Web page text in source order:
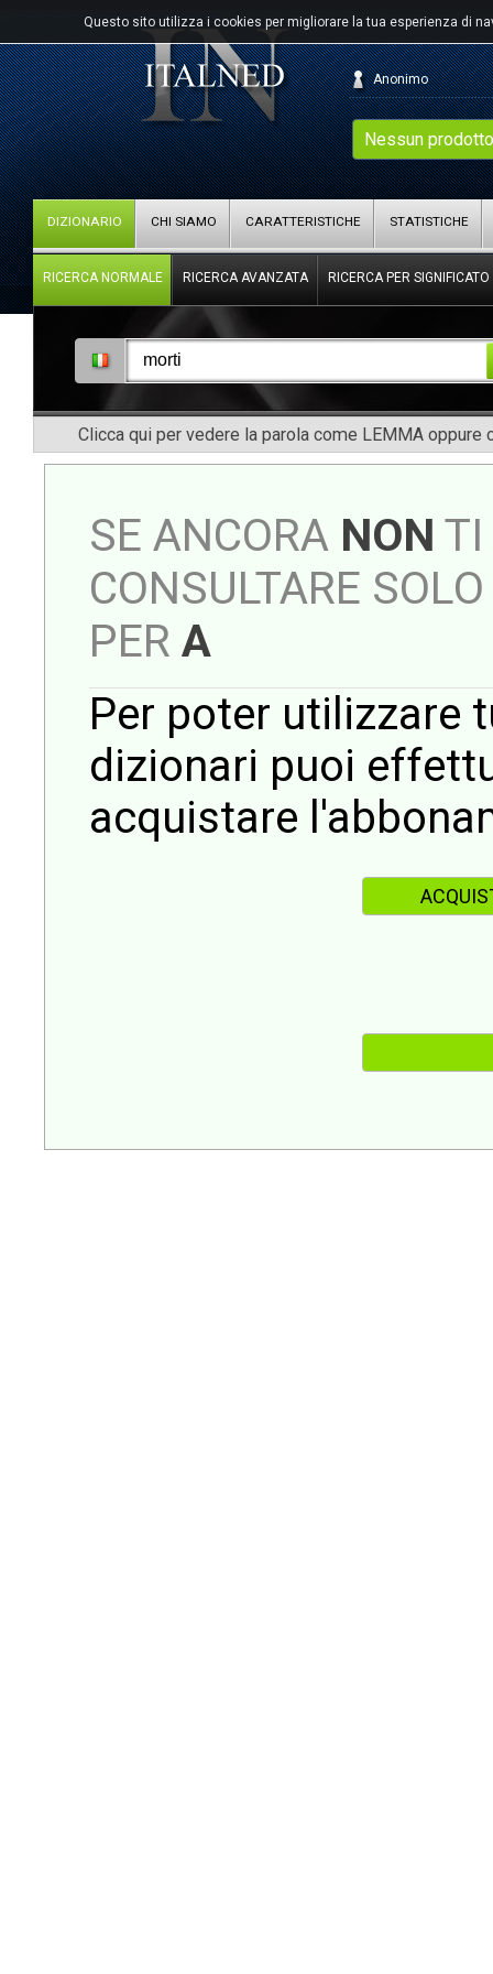
Questo sito utilizza i cookies per migliorare la tua esperienza di
Nessun
Anonimo
DIZIONARIO CHI SIAMO CARATTERISTICHE STATISTICHE
RICERCA NORMALE RICERCA AVANZATA RICERCA PER SIGNIFICATO
Clicca qui per vedere la parola come LEMMA oppure
SE ANCORA NON TI
CONSULTARE
PER A
Per poter utilizzare
dizionari puoi
acquistare